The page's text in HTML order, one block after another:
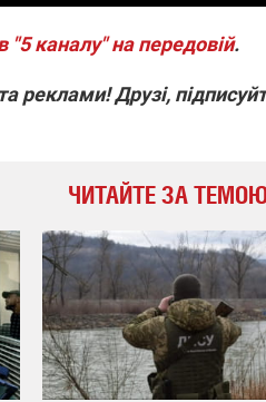
"5 каналу" на передовій.
реклами! Друзі,
ЧИТАЙТЕ ЗА